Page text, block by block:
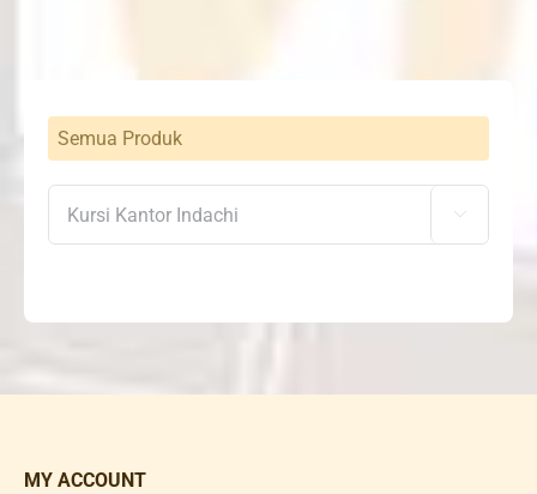
Semua Produk

MY ACCOUNT